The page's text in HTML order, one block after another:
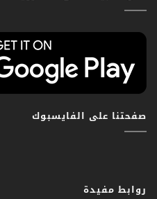
صفحتنا على الفايسبوك
روابط مفيدة